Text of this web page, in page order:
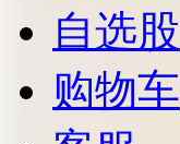
自选股
购物车